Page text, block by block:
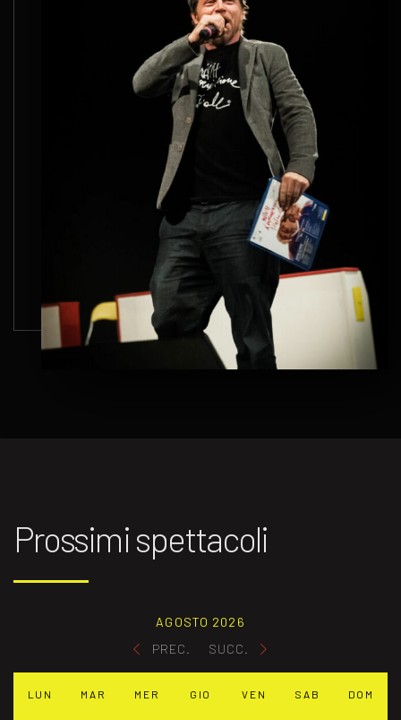
Prossimi spettacoli
PREC.
AGOSTO 2026
SUCC.
LUN MAR MER GIO VEN SAB DOM